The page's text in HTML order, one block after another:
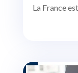
La France